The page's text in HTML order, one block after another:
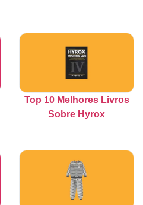
Top 10 Melhores Livros
Sobre Hyrox